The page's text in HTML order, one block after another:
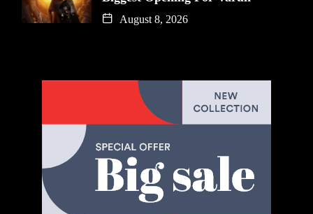
August 8, 2026